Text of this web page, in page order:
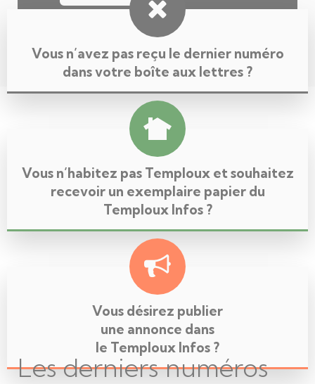
Vous n’avez pas reçu le dernier numéro
dans votre boîte aux lettres ?
Vous n’habitez pas Temploux et souhaitez
recevoir un exemplaire papier du
Temploux Infos ?
Vous désirez publier
une annonce dans
le Temploux Infos ?
Les derniers numéros